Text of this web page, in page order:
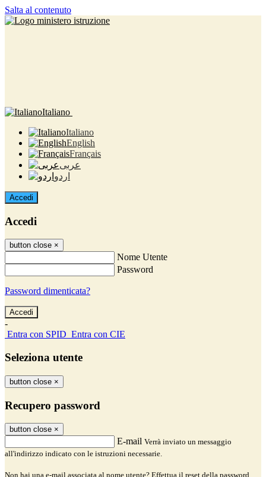
Salta al contenuto
Italiano
Italiano
English
Français
عربى
اردو
Accedi
Accedi
button close ×
Nome Utente
Password
Password dimenticata?
-
Entra con SPID Entra con CIE
Seleziona utente
button close ×
Recupero password
button close ×
E-mail Verrà inviato un messaggio
all'indirizzo indicato con le istruzioni necessarie.
Non hai una e-mail associata al nome utente? Effettua il reset della password